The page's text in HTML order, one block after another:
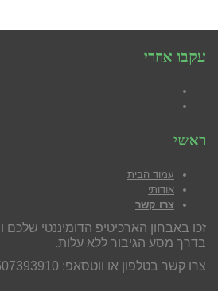
עקבו אחרי
ראשי
עמוד הבית
אודותי
צרו קשר
זכו באבחון הארכיטיפ הדומיננטי שלכם
בדרך מסע הגיבור ללא עלות.
צרו קשר בטלפון או ווטסאפ: 0507393910